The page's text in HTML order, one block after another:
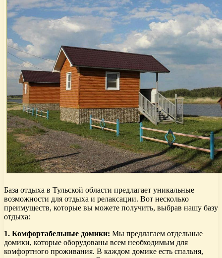
База отдыха в Тульской области предлагает уникальные
возможности для отдыха и релаксации. Вот несколько
преимуществ, которые вы можете получить, выбрав нашу базу
отдыха:
1. Комфортабельные домики: Мы предлагаем отдельные
домики, которые оборудованы всем необходимым для
комфортного проживания. В каждом домике есть спальня,